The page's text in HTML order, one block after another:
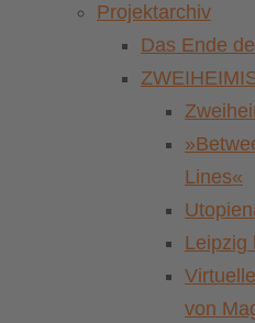
Projektarchiv
Das Ende
Lines«
Leipzig
von